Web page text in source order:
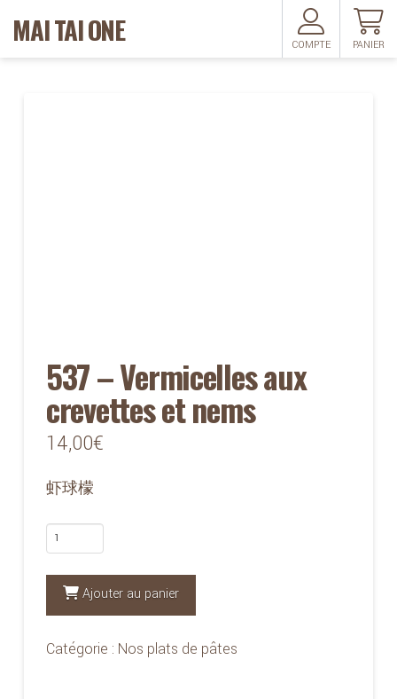
MAI TAI ONE COMPTE PANIER
537 – Vermicelles aux
crevettes et nems
14,00€
虾球檬
quantité
537
-
Vermicelles
Ajouter au panier
Catégorie : Nos plats de pâtes